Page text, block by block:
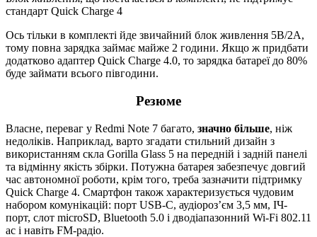
стандарт Quick Charge 4
Ось тільки в комплекті йде звичайний блок живлення 5В/2А,
тому повна зарядка займає майже 2 години. Якщо ж придбати
додатково адаптер Quick Charge 4.0, то зарядка батареї до 80%
буде займати всього півгодини.
Резюме
Власне, переваг у Redmi Note 7 багато, значно більше, ніж
недоліків. Наприклад, варто згадати стильний дизайн з
використанням скла Gorilla Glass 5 на передній і задній панелі
та відмінну якість збірки. Потужна батарея забезпечує довгий
час автономної роботи, крім того, треба зазначити підтримку
Quick Charge 4. Смартфон також характеризується чудовим
набором комунікацій: порт USB-C, аудіороз’єм 3,5 мм, ІЧ-
порт, слот microSD, Bluetooth 5.0 і дводіапазонний Wi-Fi 802.11
ac і навіть FM-радіо.